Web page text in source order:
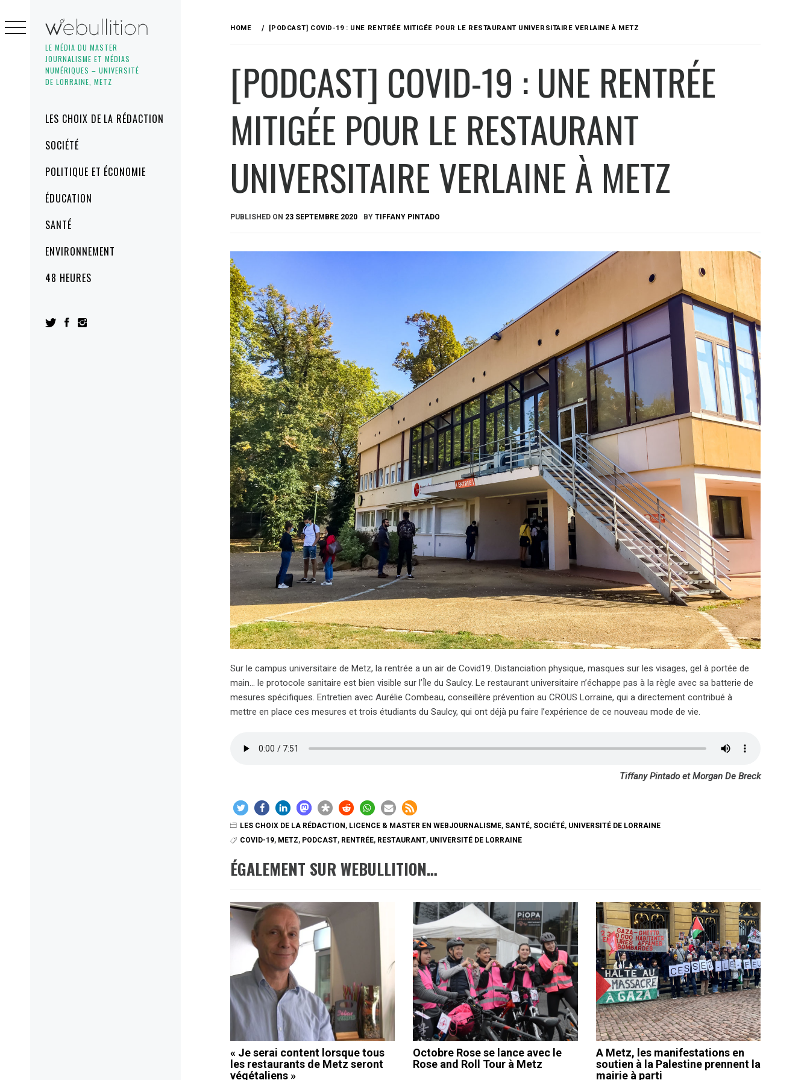
LE MÉDIA DU MASTER
JOURNALISME ET MÉDIAS
NUMÉRIQUES – UNIVERSITÉ
DE LORRAINE, METZ
MenuLES CHOIX DE LA RÉDACTION
SOCIÉTÉ
POLITIQUE ET ÉCONOMIE
ÉDUCATION
SANTÉ
ENVIRONNEMENT
48 HEURES
to
content
HOME [PODCAST] COVID-19 : UNE RENTRÉE MITIGÉE POUR LE RESTAURANT UNIVERSITAIRE VERLAINE À METZ
[PODCAST] COVID-19 : UNE RENTRÉE
MITIGÉE POUR LE RESTAURANT
UNIVERSITAIRE VERLAINE À METZ
PUBLISHED ON 23 SEPTEMBRE 2020 BYTIFFANY PINTADO
Sur le campus universitaire de Metz, la rentrée a un air de Covid19. Distanciation physique, masques sur les visages, gel à portée de
main… le protocole sanitaire est bien visible sur l’Île du Saulcy. Le restaurant universitaire n’échappe pas à la règle avec sa batterie de
mesures spécifiques. Entretien avec Aurélie Combeau, conseillère prévention au CROUS Lorraine, qui a directement contribué à
mettre en place ces mesures et trois étudiants du Saulcy, qui ont déjà pu faire l’expérience de ce nouveau mode de vie.
Tiffany Pintado et Morgan De Breck
LES CHOIX DE LA RÉDACTION , LICENCE & MASTER EN WEBJOURNALISME, SANTÉ, SOCIÉTÉ, UNIVERSITÉ DE LORRAINE
COVID-19, METZ, PODCAST, RENTRÉE, RESTAURANT, UNIVERSITÉ DE LORRAINE
ÉGALEMENT SUR WEBULLITION…
« Je serai content lorsque tous
les restaurants de Metz seront
végétaliens »
Octobre Rose se lance avec le
Rose and Roll Tour à Metz
A Metz, les manifestations en
soutien à la Palestine prennent la
mairie à parti